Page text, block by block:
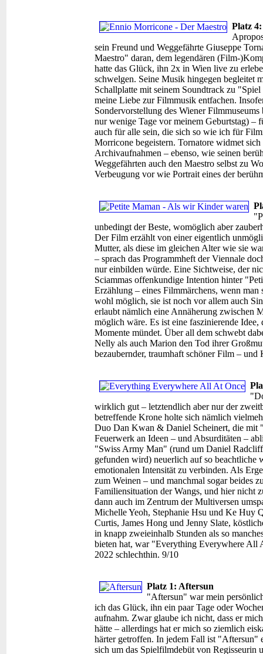
Platz
sein Freund und Weggefährte Giuseppe
Maestro" daran, dem legendären (Film-
hatte das Glück, ihn 2x in Wien live zu
schwelgen. Seine Musik hingegen begleitet
Schallplatte mit seinem Soundtrack zu
meine Liebe zur Filmmusik entfachen.
Sondervorstellung des Wiener
nur wenige Tage vor meinem Geburtstag) –
auch für alle sein, die sich so wie ich für
Morricone begeistern. Tornatore widmet
Archivaufnahmen – ebenso, wie seinen
Weggefährten auch den Maestro selbst zu
Verbeugung vor wie Portrait eines der
unbedingt der Beste, womöglich aber
Der Film erzählt von einer eigentlich
Mutter, als diese im gleichen Alter wie sie
– sprach das Programmheft der Viennale
nur einbilden würde. Eine Sichtweise, der
Sciammas offenkundige Intention hinter
Erzählung – eines Filmmärchens, wenn
wohl möglich, sie ist noch vor allem auch
erlaubt nämlich eine Annäherung zwischen
möglich wäre. Es ist eine faszinierende
Momente mündet. Über all dem schwebt
Nelly als auch Marion den Tod ihrer
bezaubernder, traumhaft schöner Film – und
wirklich gut – letztendlich aber nur der
betreffende Krone holte sich nämlich
Duo Dan Kwan & Daniel Scheinert, die
Feuerwerk an Ideen – und Absurditäten –
"Swiss Army Man" (rund um Daniel
gefunden wird) neuerlich auf so beachtliche
emotionalen Intensität zu verbinden. Als
zum Weinen – und manchmal sogar beides
Familiensituation der Wangs, und hier nicht
dann auch im Zentrum der Multiversen
Michelle Yeoh, Stephanie Hsu und Ke Huy
Curtis, James Hong und Jenny Slate,
in knapp zweieinhalb Stunden als so
bieten hat, war "Everything Everywhere All
2022 schlechthin. 9/10
Platz 1: Aftersun
"Aftersun" war mein
ich das Glück, ihn ein paar Tage oder
aufnahm. Zwar glaube ich nicht, dass er
hätte – allerdings hat er mich so ziemlich
härter getroffen. In jedem Fall ist "Aftersun"
sich um das Spielfilmdebüt von Regisseurin